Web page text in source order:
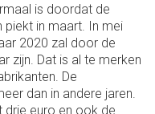
is doordat de
in maart. In mei
2020 zal door de
zijn. Dat is al te merken
De
dan in andere jaren.
drie euro en ook de